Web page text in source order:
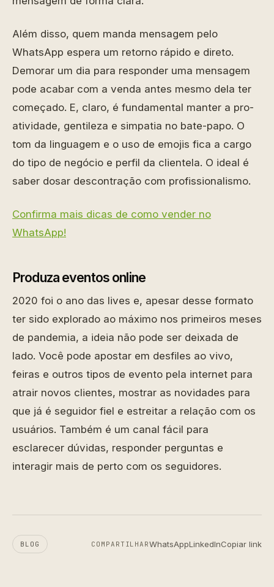
Além disso, quem manda mensagem pelo
WhatsApp espera um retorno rápido e direto.
Demorar um dia para responder uma mensagem
pode acabar com a venda antes mesmo dela ter
começado. E, claro, é fundamental manter a pro-
atividade, gentileza e simpatia no bate-papo. O
tom da linguagem e o uso de emojis fica a cargo
do tipo de negócio e perfil da clientela. O ideal é
saber dosar descontração com profissionalismo.
Confirma mais dicas de como vender no
WhatsApp!
Produza eventos online
2020 foi o ano das lives e, apesar desse formato
ter sido explorado ao máximo nos primeiros meses
de pandemia, a ideia não pode ser deixada de
lado. Você pode apostar em desfiles ao vivo,
feiras e outros tipos de evento pela internet para
atrair novos clientes, mostrar as novidades para
que já é seguidor fiel e estreitar a relação com os
usuários. Também é um canal fácil para
esclarecer dúvidas, responder perguntas e
interagir mais de perto com os seguidores.
BLOG COMPARTILHARWhatsAppLinkedInCopiar link